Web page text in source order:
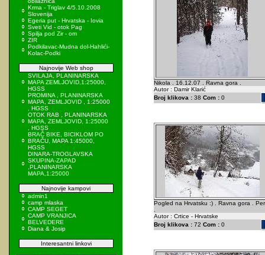
Krma - Triglav 4/5.10.2008
Slovenija
Egeria put - Hrvatska - Iovia
Sveti Vid - otok Pag
Spilja pod Zir - om
ZIR
Podkilavac-Mudna dol-Hahlići-
Kolac-Podki
Najnovije Web shop
SVILAJA, PLANINARSKA
MAPA ZEMLJOVID,1:25000,
HGSS
PROMINA , PLANINARSKA
MAPA, ZEMLJOVID , 1:25000
, HGSS
OTOK RAB , PLANINARSKA
MAPA, ZEMLJOVID, 1:25000
, HGSS
BRAČ BIKE, BICIKLOM PO
BRAČU, MAPA 1:45000,
HGSS
DINARA-TROGLAVSKA
SKUPINA-ZAPAD
,PLANINARSKA
MAPA,1:25000
Najnovije kampovi
admin1
camp mlaska
CAMP SEGET
CAMP VRANJICA
BELVEDERE
Diana & Josip
Interesantni linkovi
Nikola . 16.12.07 . Ravna gora .
Autor : Damir Klarić
Broj klikova :38 Com :0
Pogled na Hrvatsku :) . Ravna gora .
Autor : Crtice - Hrvatske
Broj klikova :72 Com :0